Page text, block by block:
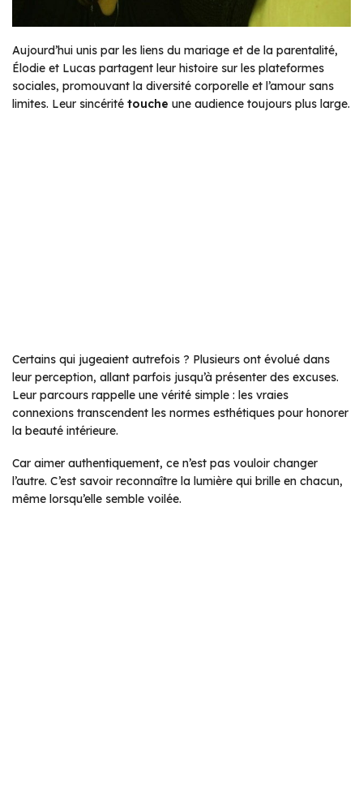
Aujourd’hui unis par les liens du mariage et de la parentalité,
Élodie et Lucas partagent leur histoire sur les plateformes
sociales, promouvant la diversité corporelle et l’amour sans
limites. Leur sincérité touche une audience toujours plus large.
Certains qui jugeaient autrefois ? Plusieurs ont évolué dans
leur perception, allant parfois jusqu’à présenter des excuses.
Leur parcours rappelle une vérité simple : les vraies
connexions transcendent les normes esthétiques pour honorer
la beauté intérieure.
Car aimer authentiquement, ce n’est pas vouloir changer
l’autre. C’est savoir reconnaître la lumière qui brille en chacun,
même lorsqu’elle semble voilée.